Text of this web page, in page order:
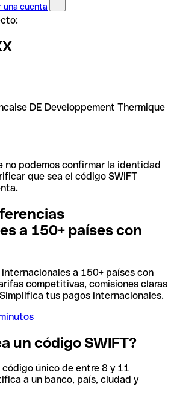
una cuenta
DE Developpement Thermique
no podemos confirmar la identidad
que sea el código SWIFT
a 150+ países con
a 150+ países con
competitivas, comisiones claras
tus pagos internacionales.
un código SWIFT?
código único de entre 8 y 11
a un banco, país, ciudad y